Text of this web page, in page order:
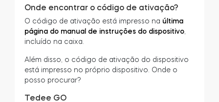
Onde encontrar o código de ativação?
O código de ativação está impresso na última
página do manual de instruções do dispositivo
incluído na caixa.
Além disso, o código de ativação do dispositivo
está impresso no próprio dispositivo. Onde o
posso procurar?
Tedee GO